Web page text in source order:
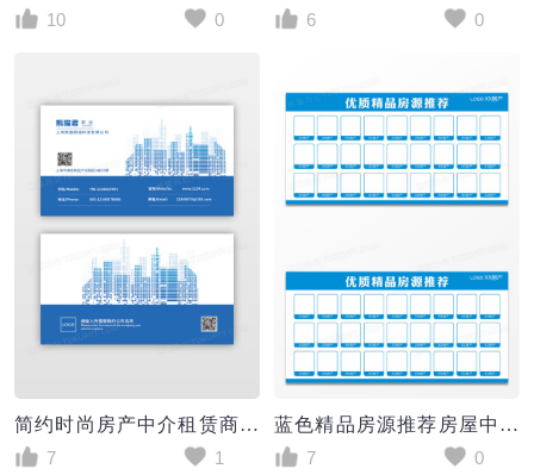
10
0
6
0
简约时尚房产中介租赁商务名片 蓝色渐变
7
1
蓝色精品房源推荐房屋中介租赁买卖公告栏海报
7
0